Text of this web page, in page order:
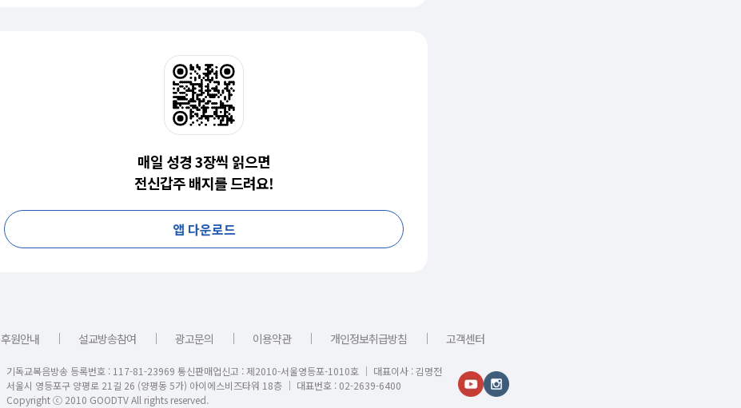
매일 성경 3장씩 읽으면
전신갑주 배지를 드려요!
앱 다운로드
후원안내 ｜ 설교방송참여 ｜ 광고문의 ｜ 이용약관 ｜ 개인정보취급방침 ｜ 고객센터
기독교복음방송 등록번호 : 117-81-23969 통신판매업신고 : 제2010-서울영등포-1010호 │ 대표이사 : 김명전
서울시 영등포구 양평로 21길 26 (양평동 5가) 아이에스비즈타워 18층 │ 대표번호 : 02-2639-6400
Copyright ⓒ 2010 GOODTV All rights reserved.